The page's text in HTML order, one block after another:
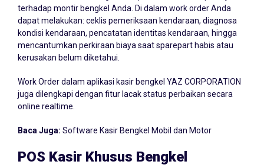
terhadap montir bengkel Anda. Di dalam work order Anda
dapat melakukan: ceklis pemeriksaan kendaraan, diagnosa
kondisi kendaraan, pencatatan identitas kendaraan, hingga
mencantumkan perkiraan biaya saat sparepart habis atau
kerusakan belum diketahui.
Work Order dalam aplikasi kasir bengkel YAZ CORPORATION
juga dilengkapi dengan fitur lacak status perbaikan secara
online realtime.
Baca Juga: Software Kasir Bengkel Mobil dan Motor
POS Kasir Khusus Bengkel